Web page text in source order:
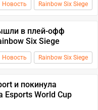
Новость Rainbow Six Siege
в плей-офф
Six Siege
Новость Rainbow Six Siege
и покинула
World Cup